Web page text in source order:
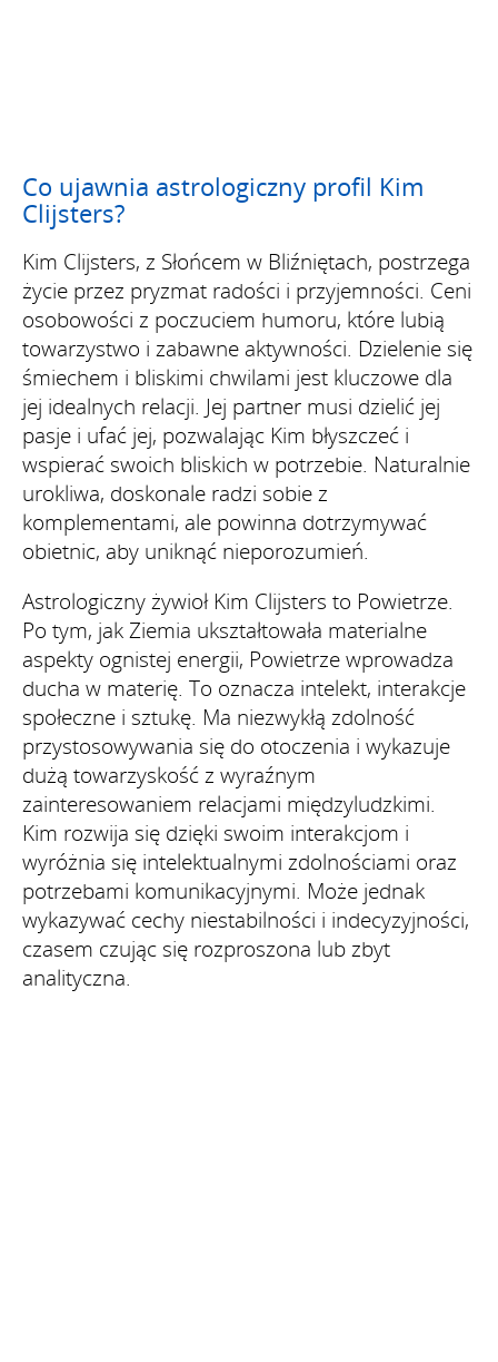
Co ujawnia astrologiczny profil Kim
Clijsters?
Kim Clijsters, z Słońcem w Bliźniętach, postrzega
życie przez pryzmat radości i przyjemności. Ceni
osobowości z poczuciem humoru, które lubią
towarzystwo i zabawne aktywności. Dzielenie się
śmiechem i bliskimi chwilami jest kluczowe dla
jej idealnych relacji. Jej partner musi dzielić jej
pasje i ufać jej, pozwalając Kim błyszczeć i
wspierać swoich bliskich w potrzebie. Naturalnie
urokliwa, doskonale radzi sobie z
komplementami, ale powinna dotrzymywać
obietnic, aby uniknąć nieporozumień.
Astrologiczny żywioł Kim Clijsters to Powietrze.
Po tym, jak Ziemia ukształtowała materialne
aspekty ognistej energii, Powietrze wprowadza
ducha w materię. To oznacza intelekt, interakcje
społeczne i sztukę. Ma niezwykłą zdolność
przystosowywania się do otoczenia i wykazuje
dużą towarzyskość z wyraźnym
zainteresowaniem relacjami międzyludzkimi.
Kim rozwija się dzięki swoim interakcjom i
wyróżnia się intelektualnymi zdolnościami oraz
potrzebami komunikacyjnymi. Może jednak
wykazywać cechy niestabilności i indecyzyjności,
czasem czując się rozproszona lub zbyt
analityczna.